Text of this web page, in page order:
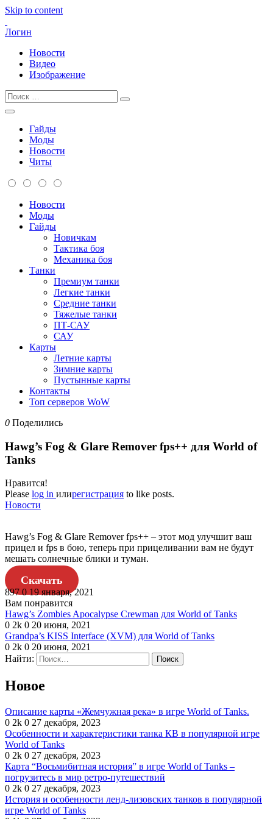
Skip to content
Логин
Новости
Видео
Изображение
Гайды
Моды
Новости
Читы
Новости
Моды
Гайды
Новичкам
Тактика боя
Механика боя
Танки
Премиум танки
Легкие танки
Средние танки
Тяжелые танки
ПТ-САУ
САУ
Карты
Летние карты
Зимние карты
Пустынные карты
Контакты
Топ серверов WoW
0 Поделились
Hawg’s Fog & Glare Remover fps++ для World of
Tanks
Нравится!
Please log in илирегистрация to like posts.
Новости
Hawg’s Fog & Glare Remover fps++ – этот мод улучшит ваш
прицел и fps в бою, теперь при прицеливании вам не будут
мешать солнечные блики и туман.
Скачать
897 019 января, 2021
Вам понравится
Hawg’s Zombies Apocalypse Crewman для World of Tanks
0 2k 0 20 июня, 2021
Grandpa’s KISS Interface (XVM) для World of Tanks
0 2k 0 20 июня, 2021
Найти:
Новое
Описание карты «Жемчужная река» в игре World of Tanks.
0 2k 0 27 декабря, 2023
Особенности и характеристики танка КВ в популярной игре
World of Tanks
0 2k 0 27 декабря, 2023
Карта “Восьмибитная история” в игре World of Tanks –
погрузитесь в мир ретро-путешествий
0 2k 0 27 декабря, 2023
История и особенности ленд-лизовских танков в популярной
игре World of Tanks